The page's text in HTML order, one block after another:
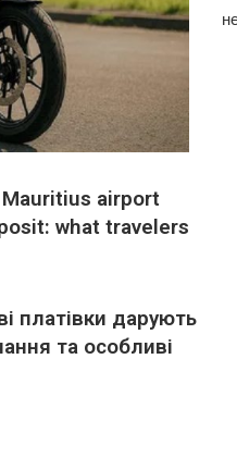
airport
what travelers
платівки дарують
та особливі